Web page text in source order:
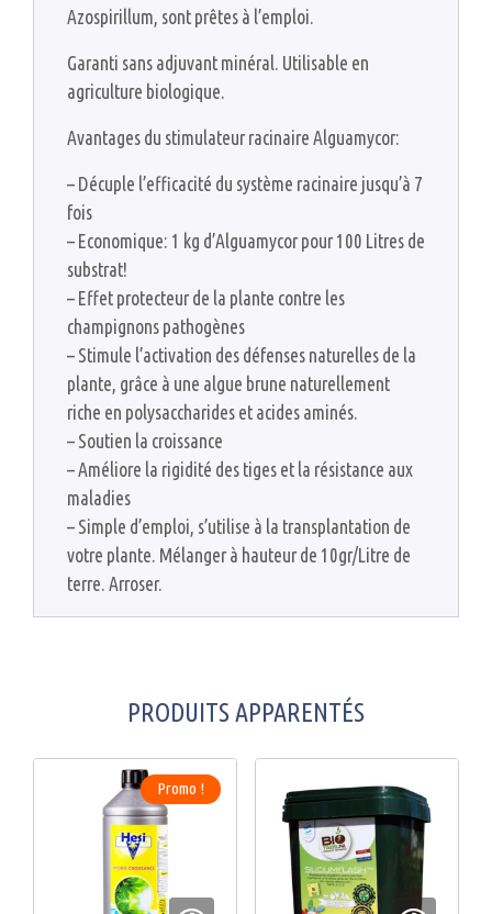
Azospirillum, sont prêtes à l’emploi.
Garanti sans adjuvant minéral. Utilisable en
agriculture biologique.
Avantages du stimulateur racinaire Alguamycor:
– Décuple l’efficacité du système racinaire jusqu’à 7
fois
– Economique: 1 kg d’Alguamycor pour 100 Litres de
substrat!
– Effet protecteur de la plante contre les
champignons pathogènes
– Stimule l’activation des défenses naturelles de la
plante, grâce à une algue brune naturellement
riche en polysaccharides et acides aminés.
– Soutien la croissance
– Améliore la rigidité des tiges et la résistance aux
maladies
– Simple d’emploi, s’utilise à la transplantation de
votre plante. Mélanger à hauteur de 10gr/Litre de
terre. Arroser.
PRODUITS APPARENTÉS
Promo !